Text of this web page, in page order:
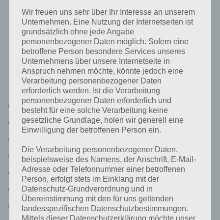
Um dies zu benutzen, braucht man
Münzen: Lösung für 94%
Nachfolgend findest du alle richtigen Antworten zum Sachverhalt
Um dies zu benutzen, braucht man Münzen in der App 94%. Die
Lösung ist dabei nach den Prozent-Werten sortiert. Hier die
Antworten:
Parkuhr
Telefonzelle
Kaugummiautomat
Spielautomat
Getränkeautomat
Fahrkartenautomat
Wir freuen uns sehr über Ihr Interesse an unserem
Unternehmen. Eine Nutzung der Internetseiten ist
grundsätzlich ohne jede Angabe
personenbezogener Daten möglich. Sofern eine
betroffene Person besondere Services unseres
Unternehmens über unsere Internetseite in
Anspruch nehmen möchte, könnte jedoch eine
Verarbeitung personenbezogener Daten
erforderlich werden. Ist die Verarbeitung
personenbezogener Daten erforderlich und
besteht für eine solche Verarbeitung keine
gesetzliche Grundlage, holen wir generell eine
Einwilligung der betroffenen Person ein.
Die Verarbeitung personenbezogener Daten,
beispielsweise des Namens, der Anschrift, E-Mail-
Adresse oder Telefonnummer einer betroffenen
Person, erfolgt stets im Einklang mit der
Datenschutz-Grundverordnung und in
Übereinstimmung mit den für uns geltenden
landesspezifischen Datenschutzbestimmungen.
Mittels dieser Datenschutzerklärung möchte unser